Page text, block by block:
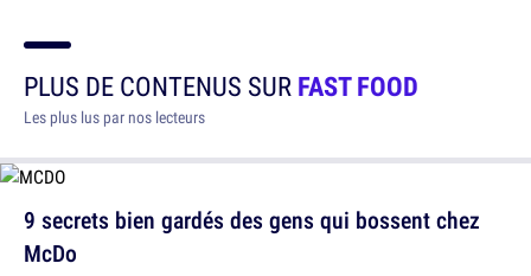
PLUS DE CONTENUS SURFAST FOOD
Les plus lus par nos lecteurs
9 secrets bien gardés des gens qui bossent chez
McDo